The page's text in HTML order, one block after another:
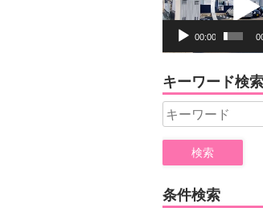
プ
ー
00:00
キーワード検索
Search
for:
条件検索